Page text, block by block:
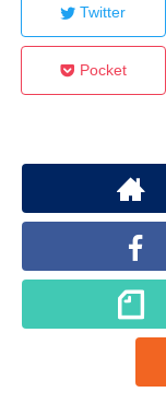
Twitter
Pocket